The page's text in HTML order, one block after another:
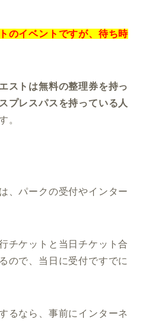
のイベントですが、待ち時
ストは無料の整理券を持っ
プレスパスを持っている人
。
は、パークの受付やインター
チケットと当日チケット合
ので、当日に受付ですでに
るなら、事前にインターネ